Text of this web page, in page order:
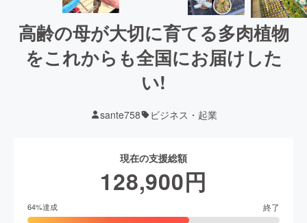
高齢の母が大切に育てる多肉植物
をこれからも全国にお届けした
い!
sante758 ビジネス・起業
現在の支援総額
128,900円
64%達成 終了